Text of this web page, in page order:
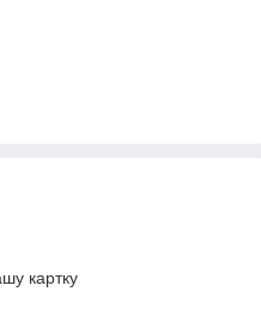
картку